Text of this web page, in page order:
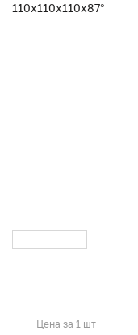
Цена за 1 шт